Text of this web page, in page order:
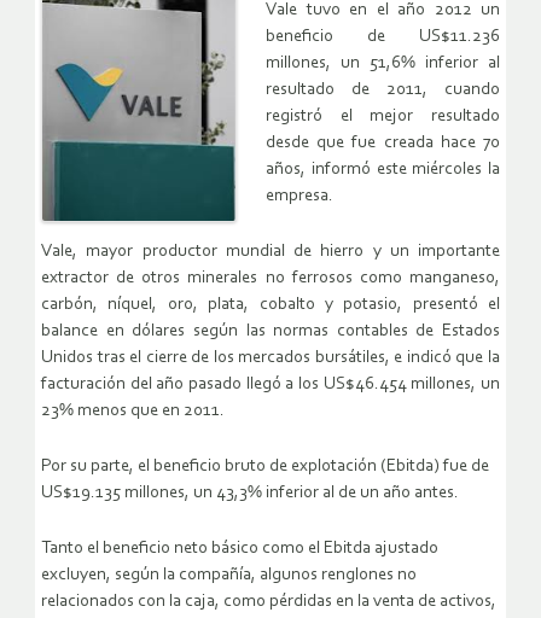
Vale tuvo en el año 2012 un
beneficio de US$11.236
millones, un 51,6% inferior al
resultado de 2011, cuando
registró el mejor resultado
desde que fue creada hace 70
años, informó este miércoles la
empresa.
Vale, mayor productor mundial de hierro y un importante
extractor de otros minerales no ferrosos como manganeso,
carbón, níquel, oro, plata, cobalto y potasio, presentó el
balance en dólares según las normas contables de Estados
Unidos tras el cierre de los mercados bursátiles, e indicó que la
facturación del año pasado llegó a los US$46.454 millones, un
23% menos que en 2011.
Por su parte, el beneficio bruto de explotación (Ebitda) fue de
US$19.135 millones, un 43,3% inferior al de un año antes.
Tanto el beneficio neto básico como el Ebitda ajustado
excluyen, según la compañía, algunos renglones no
relacionados con la caja, como pérdidas en la venta de activos,